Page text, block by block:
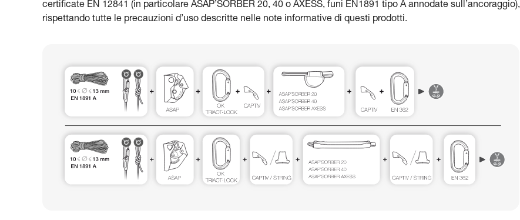
certificate EN 12841 (in particolare ASAP’SORBER 20, 40 o AXESS, funi EN1891 tipo A annodate sull’ancoraggio),
rispettando tutte le precauzioni d’uso descritte nelle note informative di questi prodotti.